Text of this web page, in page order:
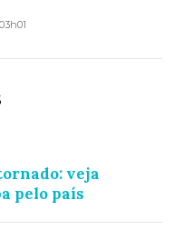
veja
pelo país